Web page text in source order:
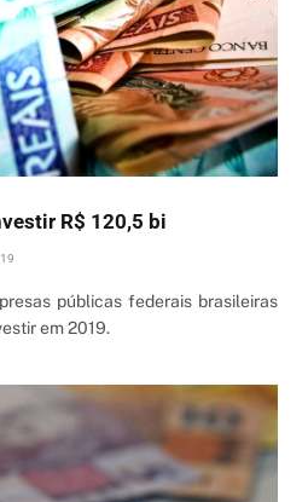
R$ 120,5 bi
públicas federais brasileiras
em 2019.